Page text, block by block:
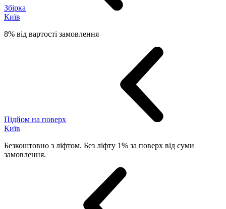
Збірка
Київ
8% від вартості замовлення
Підйом на поверх
Київ
Безкоштовно з ліфтом. Без ліфту 1% за поверх від суми
замовлення.